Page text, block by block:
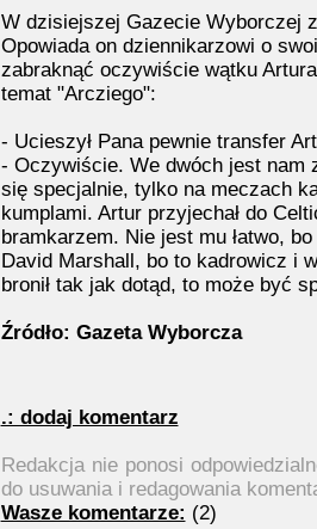
W dzisiejszej Gazecie Wyborczej
Opowiada on dziennikarzowi o
zabraknąć oczywiście wątku
temat "Arcziego":
- Ucieszył Pana pewnie transfer
- Oczywiście. We dwóch jest nam
się specjalnie, tylko na meczach
kumplami. Artur przyjechał do
bramkarzem. Nie jest mu łatwo,
David Marshall, bo to kadrowicz i
bronił tak jak dotąd, to może być
Źródło: Gazeta Wyborcza
.: dodaj komentarz
Redakcja nie ponosi
do usuwania i redagowania
Wasze komentarze: (2)